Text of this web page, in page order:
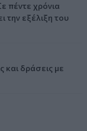
πέντε χρόνια
την εξέλιξη του
και δράσεις με